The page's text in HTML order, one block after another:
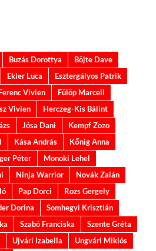
Buzás Dorottya
Böjte Dave
Ekler Luca
Esztergályos Patrik
Vivien
Fülöp Marcell
Vivien
Herczeg-Kis Bálint
Jósa Dani
Kempf Zozo
Kása András
Kőnig Anna
Péter
Monoki Lehel
Ninja Warrior
Novák Zalán
Pap Dorci
Rozs Gergely
Dorina
Somhegyi Krisztián
Szabó Franciska
Szente Gréta
Ujvári Izabella
Ungvári Miklós